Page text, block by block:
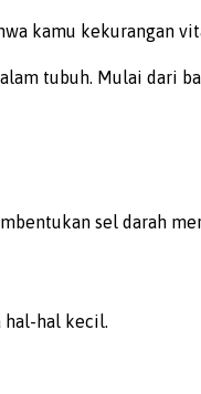
kamu kekurangan
tubuh. Mulai
sel darah
hal-hal kecil.